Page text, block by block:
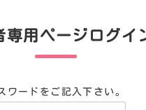
専用ページログイ
ワードをご記入下さい。